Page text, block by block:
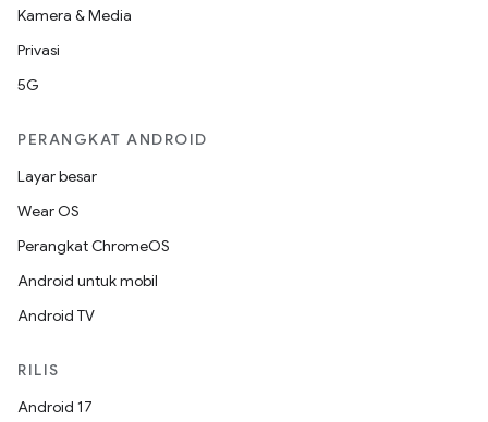
Kamera & Media
Privasi
5G
PERANGKAT ANDROID
Layar besar
Wear OS
Perangkat ChromeOS
Android untuk mobil
Android TV
RILIS
Android 17